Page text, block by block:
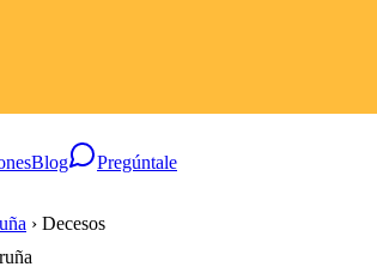
Blog Pregúntale
› Decesos